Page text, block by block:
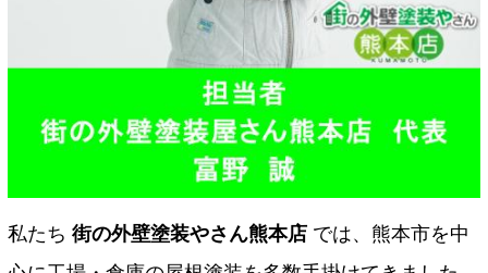
私たち 街の外壁塗装やさん熊本店 では、熊本市を中